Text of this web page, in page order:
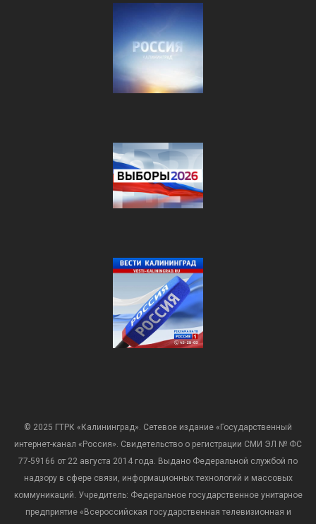
© 2025 ГТРК «Калининград». Сетевое издание «Государственный
интернет-канал «Россия». Свидетельство о регистрации СМИ ЭЛ № ФС
77-59166 от 22 августа 2014 года. Выдано Федеральной службой по
надзору в сфере связи, информационных технологий и массовых
коммуникаций. Учредитель: Федеральное государственное унитарное
предприятие «Всероссийская государственная телевизионная и